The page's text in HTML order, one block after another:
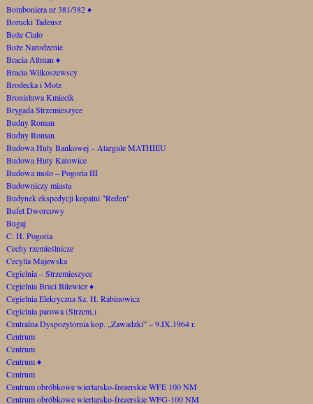
Bomboniera nr 381/382♦
Borucki Tadeusz
Boże Ciało
Boże Narodzenie
Bracia Altman ♦
Bracia Wilkoszewscy
Brodecka i Motz
Bronisława Kmiecik
Brygada Strzemieszyce
Budny Roman
Budny Roman
Budowa Huty Bankowej – Atargule MATHIEU
Budowa Huty Katowice
Budowa molo – Pogoria III
Budowniczy miasta
Budynek ekspedycji kopalni "Reden"
Bufet Dworcowy
Bugaj
C. H. Pogoria
Cechy rzemieślnicze
Cecylia Majewska
Cegielnia – Strzemieszyce
Cegielnia Braci Bilewicz♦
Cegielnia Elekryczna Sz. H. Rabinowicz
Cegielnia parowa (Strzem.)
Centralna Dyspozytornia kop. „Zawadzki” – 9.IX.1964 r.
Centrum
Centrum
Centrum♦
Centrum
Centrum obróbkowe wiertarsko-frezerskie WFE 100 NM
Centrum obróbkowe wiertarsko-frezerskie WFG-100 NM